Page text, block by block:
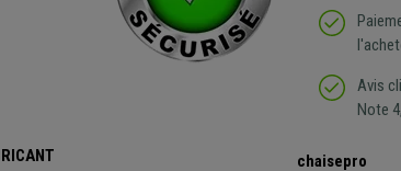
Avis
Note
chaisepro